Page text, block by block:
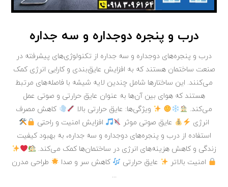
درب و پنجره دوجداره و سه جداره
درب و پنجره‌های دوجداره و سه جداره از تکنولوژی‌های پیشرفته در
صنعت ساختمان هستند که به افزایش عایق‌بندی و کارایی انرژی کمک
می‌کنند. این ساختارها شامل چندین لایه شیشه با فاصله‌های مرتبط
هستند که هوای بین آن‌ها به عنوان عایق حرارتی و صوتی عمل
می‌کند.
ویژگی‌ها: عایق حرارتی بالا
کاهش مصرف
انرژی
عایق صوتی موثر
افزایش امنیت و راحتی
استفاده از درب و پنجره‌های دوجداره و سه جداره، به بهبود کیفیت
زندگی و کاهش هزینه‌های انرژی در ساختمان‌ها کمک می‌کند.
امنیت بالاتر
عایق حرارتی کاهش سر و صدا
طراحی مدرن
...